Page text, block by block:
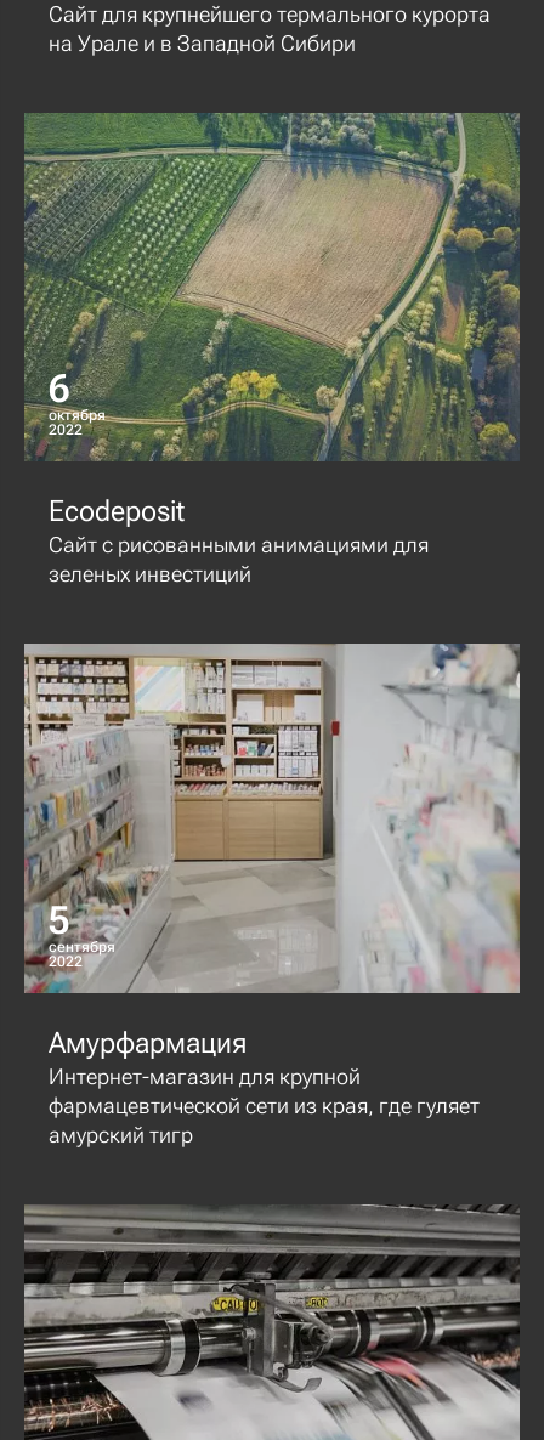
Сайт для крупнейшего термального курорта
на Урале и в Западной Сибири
6
октября
2022
Ecodeposit
Сайт с рисованными анимациями для
зеленых инвестиций
5
сентября
2022
Амурфармация
Интернет-магазин для крупной
фармацевтической сети из края, где гуляет
амурский тигр